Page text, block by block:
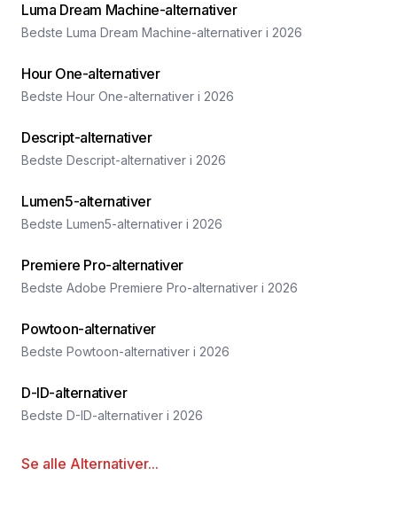
Luma Dream Machine-alternativer
Bedste Luma Dream Machine-alternativer i 2026
Hour One-alternativer
Bedste Hour One-alternativer i 2026
Descript-alternativer
Bedste Descript-alternativer i 2026
Lumen5-alternativer
Bedste Lumen5-alternativer i 2026
Premiere Pro-alternativer
Bedste Adobe Premiere Pro-alternativer i 2026
Powtoon-alternativer
Bedste Powtoon-alternativer i 2026
D-ID-alternativer
Bedste D-ID-alternativer i 2026
Se alle Alternativer...